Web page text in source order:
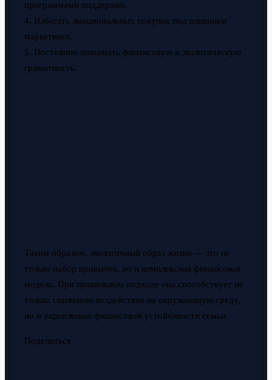
программами поддержки.
4. Избегать эмоциональных покупок под влиянием
маркетинга.
5. Постоянно повышать финансовую и экологическую
грамотность.
Таким образом, экологичный образ жизни — это не
только набор привычек, но и комплексная финансовая
модель. При правильном подходе она способствует не
только снижению воздействия на окружающую среду,
но и укреплению финансовой устойчивости семьи.
Поделиться